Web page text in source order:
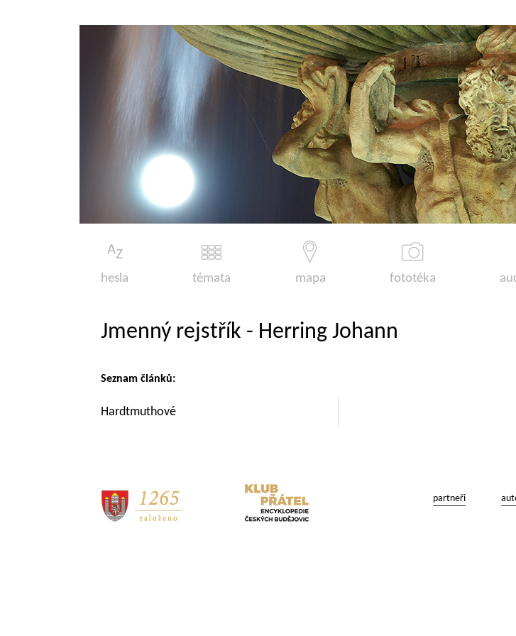
hesla témata mapa fototéka
Jmenný rejstřík - Herring Johann
Seznam článků:
Hardtmuthové
partneři